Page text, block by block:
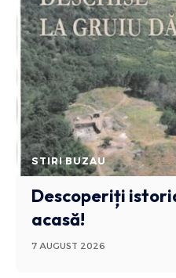
STIRI BUZAU
Descoperiți
acasă!
7 AUGUST 2026